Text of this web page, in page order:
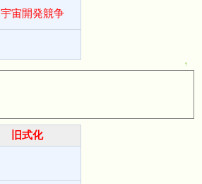
宇宙開発競争
↑
旧式化